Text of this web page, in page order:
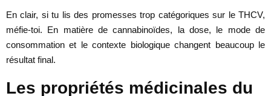
En clair, si tu lis des promesses trop catégoriques sur le THCV,
méfie-toi. En matière de cannabinoïdes, la dose, le mode de
consommation et le contexte biologique changent beaucoup le
résultat final.
Les propriétés médicinales du